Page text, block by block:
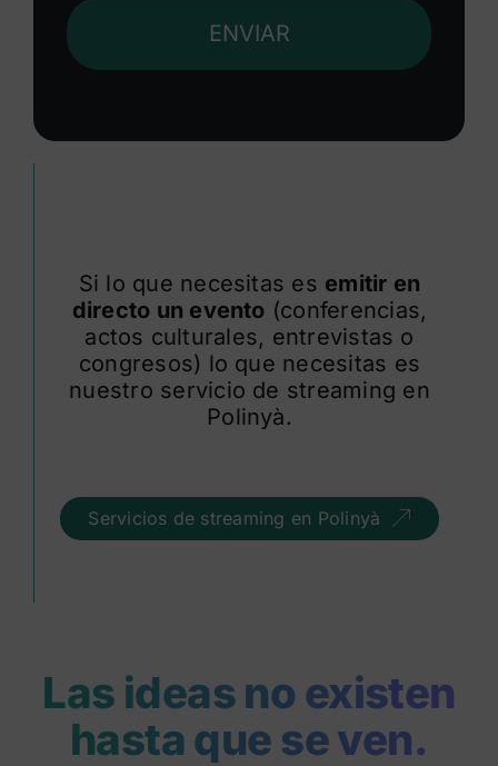
ENVIAR
Si lo que necesitas es emitir en
directo un evento (conferencias,
actos culturales, entrevistas o
congresos) lo que necesitas es
nuestro servicio de streaming en
Polinyà.
Servicios de streaming en Polinyà
Las ideas no existen
hasta que se ven.